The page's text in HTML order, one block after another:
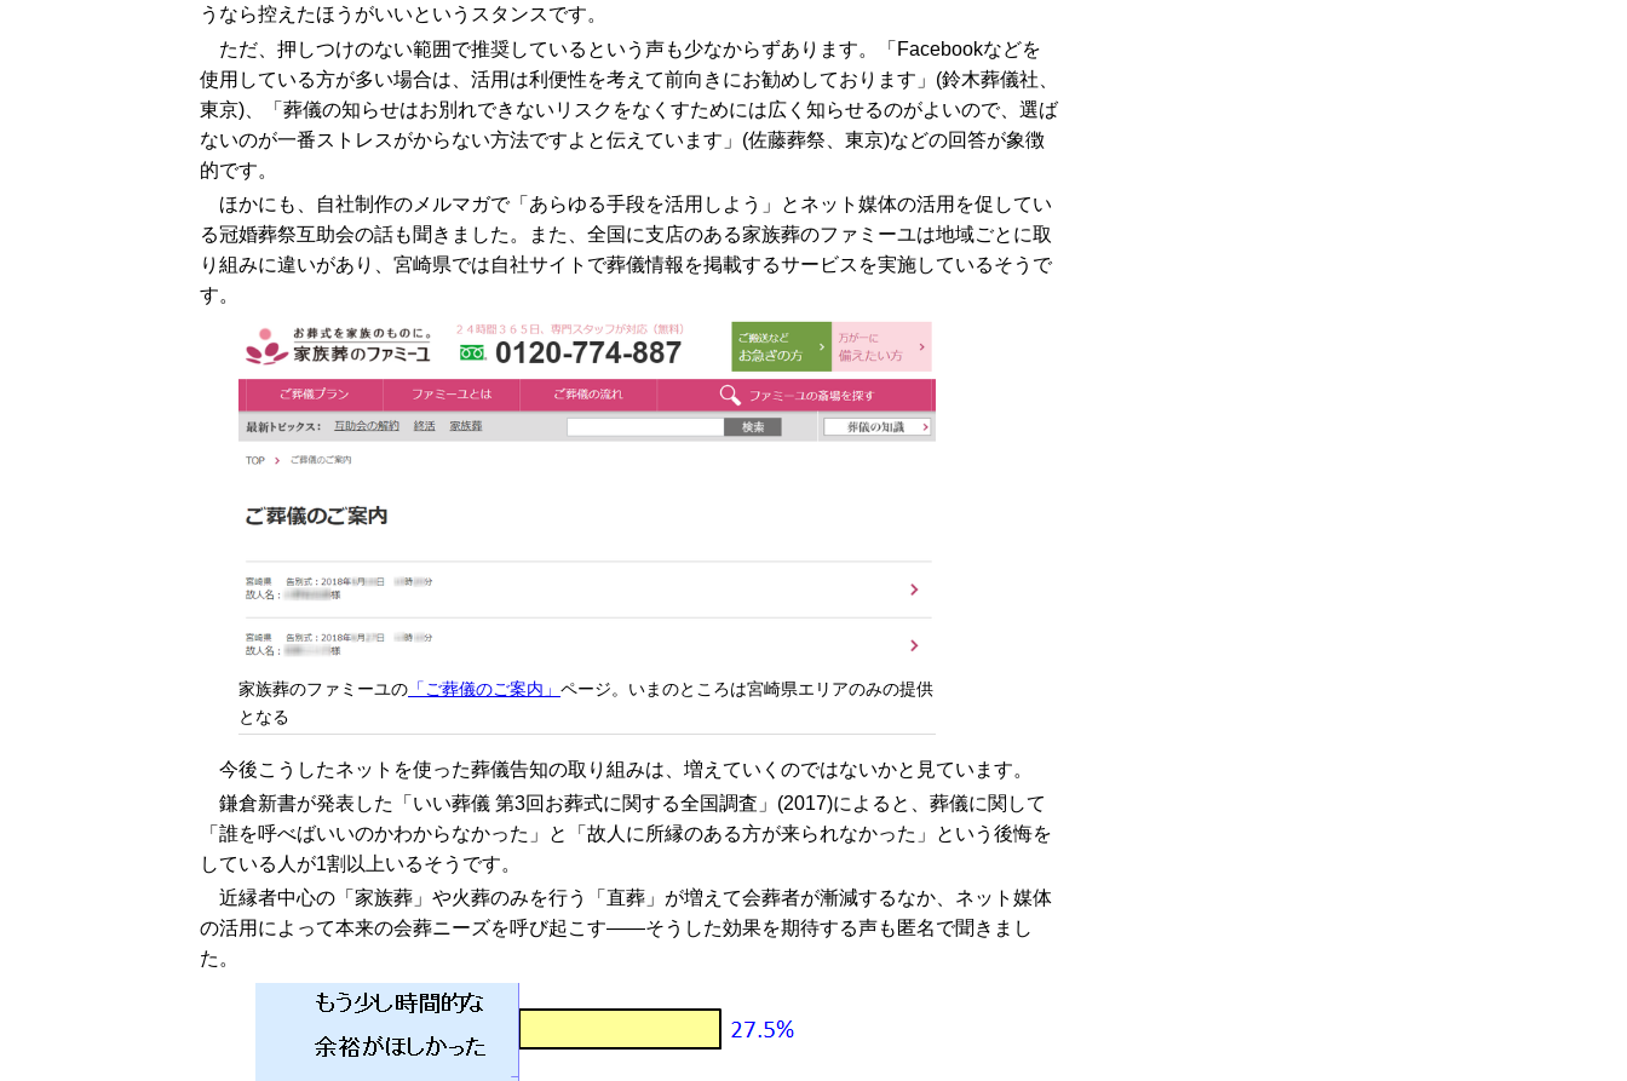
うなら控えたほうがいいというスタンスです。
ただ、押しつけのない範囲で推奨しているという声も少なからずあります。「Facebookなどを
使用している方が多い場合は、活用は利便性を考えて前向きにお勧めしております」(鈴木葬儀社、
東京)、「葬儀の知らせはお別れできないリスクをなくすためには広く知らせるのがよいので、選ば
ないのが一番ストレスがからない方法ですよと伝えています」(佐藤葬祭、東京)などの回答が象徴
的です。
ほかにも、自社制作のメルマガで「あらゆる手段を活用しよう」とネット媒体の活用を促してい
る冠婚葬祭互助会の話も聞きました。また、全国に支店のある家族葬のファミーユは地域ごとに取
り組みに違いがあり、宮崎県では自社サイトで葬儀情報を掲載するサービスを実施しているそうで
す。
家族葬のファミーユの 「ご葬儀のご案内」 ページ。いまのところは宮崎県エリアのみの提供
となる
今後こうしたネットを使った葬儀告知の取り組みは、増えていくのではないかと見ています。
鎌倉新書が発表した「いい葬儀 第3回お葬式に関する全国調査」(2017)によると、葬儀に関して
「誰を呼べばいいのかわからなかった」と「故人に所縁のある方が来られなかった」という後悔を
している人が1割以上いるそうです。
近縁者中心の「家族葬」や火葬のみを行う「直葬」が増えて会葬者が漸減するなか、ネット媒体
の活用によって本来の会葬ニーズを呼び起こす――そうした効果を期待する声も匿名で聞きまし
た。